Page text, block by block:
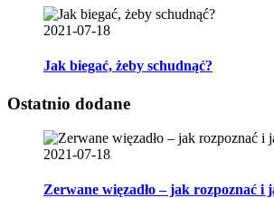
2021-07-18
Jak biegać, żeby schudnąć?
Ostatnio dodane
2021-07-18
Zerwane więzadło – jak rozpoznać i